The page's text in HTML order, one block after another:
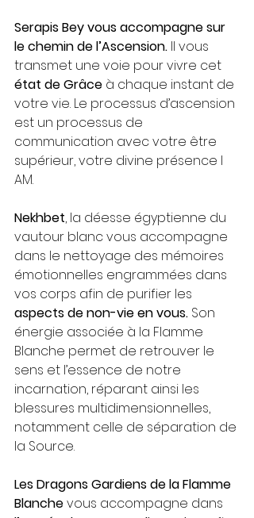
Serapis Bey vous accompagne sur
le chemin de l’Ascension. Il vous
transmet une voie pour vivre cet
état de Grâce à chaque instant de
votre vie. Le processus d’ascension
est un processus de
communication avec votre être
supérieur, votre divine présence I
AM.
Nekhbet, la déesse égyptienne du
vautour blanc vous accompagne
dans le nettoyage des mémoires
émotionnelles engrammées dans
vos corps afin de purifier les
aspects de non-vie en vous. Son
énergie associée à la Flamme
Blanche permet de retrouver le
sens et l’essence de notre
incarnation, réparant ainsi les
blessures multidimensionnelles,
notamment celle de séparation de
la Source.
Les Dragons Gardiens de la Flamme
Blanche vous accompagne dans